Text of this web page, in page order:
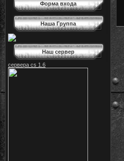
Форма входа
Наша Группа
Наш сервер
сервера cs 1.6